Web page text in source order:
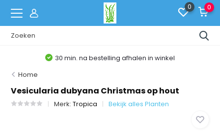
0 0
30 min. na bestelling afhalen in winkel
Home
Vesicularia dubyana Christmas op hout
Merk:Tropica Bekijk alles Planten